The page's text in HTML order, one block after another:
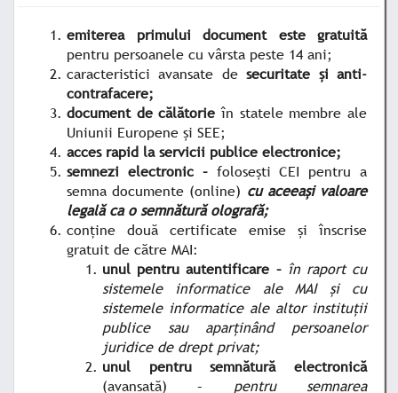
emiterea primului document este gratuită
pentru persoanele cu vârsta peste 14 ani;
caracteristici avansate desecuritate și anti-
contrafacere;
document de călătorieîn statele membre ale
Uniunii Europene și SEE;
acces rapid la servicii publice electronice;
semnezi electronic – folosești CEI pentru a
semna documente (online) cu aceeași valoare
legală ca o semnătură olografă;
conține două certificate emise și înscrise
gratuit de către MAI:
unul pentru autentificare – în raport cu
sistemele informatice ale MAI și cu
sistemele informatice ale altor instituții
publice sau aparținând persoanelor
juridice de drept privat;
unul pentru semnătură electronică
(avansată) – pentru semnarea